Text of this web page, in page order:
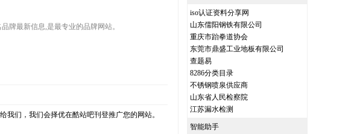
牌最新信息,是最专业的品牌网站。
我们，我们会择优在酷站吧刊登推广您的网站。
iso认证资料分享网
山东儒阳钢铁有限公司
重庆市跆拳道协会
东莞市鼎盛工业地板有限公司
查题易
8286分类目录
不锈钢喷泉供应商
山东省人民检察院
江苏漏水检测
智能助手